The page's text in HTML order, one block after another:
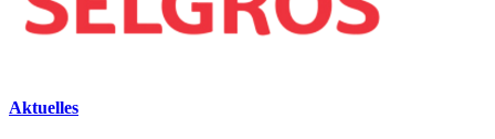
Aktuelles